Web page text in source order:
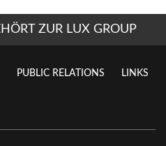
ZUR LUX GROUP
PUBLIC RELATIONS LINKS